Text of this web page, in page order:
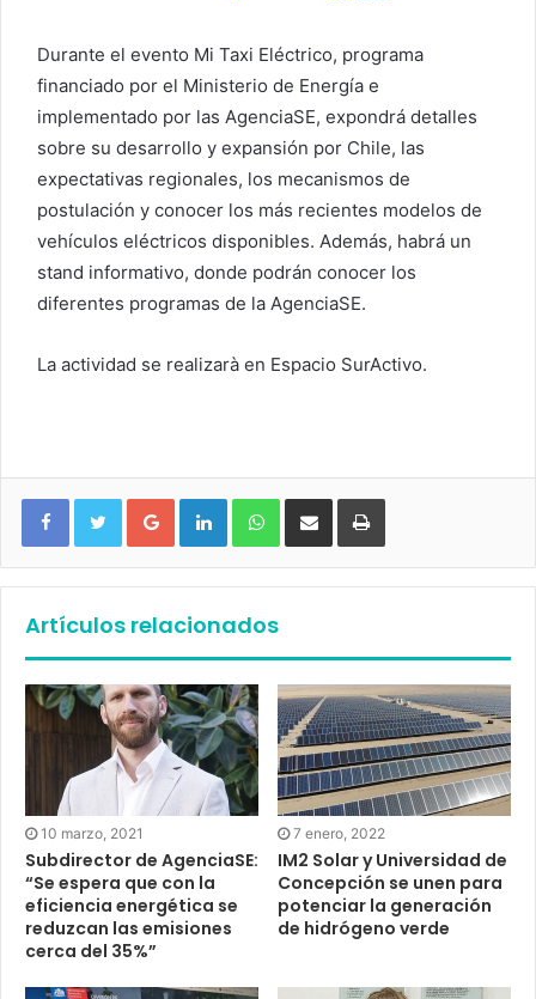
Durante el evento Mi Taxi Eléctrico, programa
financiado por el Ministerio de Energía e
implementado por las AgenciaSE, expondrá detalles
sobre su desarrollo y expansión por Chile, las
expectativas regionales, los mecanismos de
postulación y conocer los más recientes modelos de
vehículos eléctricos disponibles. Además, habrá un
stand informativo, donde podrán conocer los
diferentes programas de la AgenciaSE.
La actividad se realizarà en Espacio SurActivo.
Google+ LinkedIn WhatsApp
Artículos relacionados
10 marzo, 2021
Subdirector de AgenciaSE:
“Se espera que con la
eficiencia energética se
reduzcan las emisiones
cerca del 35%”
7 enero, 2022
IM2 Solar y Universidad de
Concepción se unen para
potenciar la generación
de hidrógeno verde